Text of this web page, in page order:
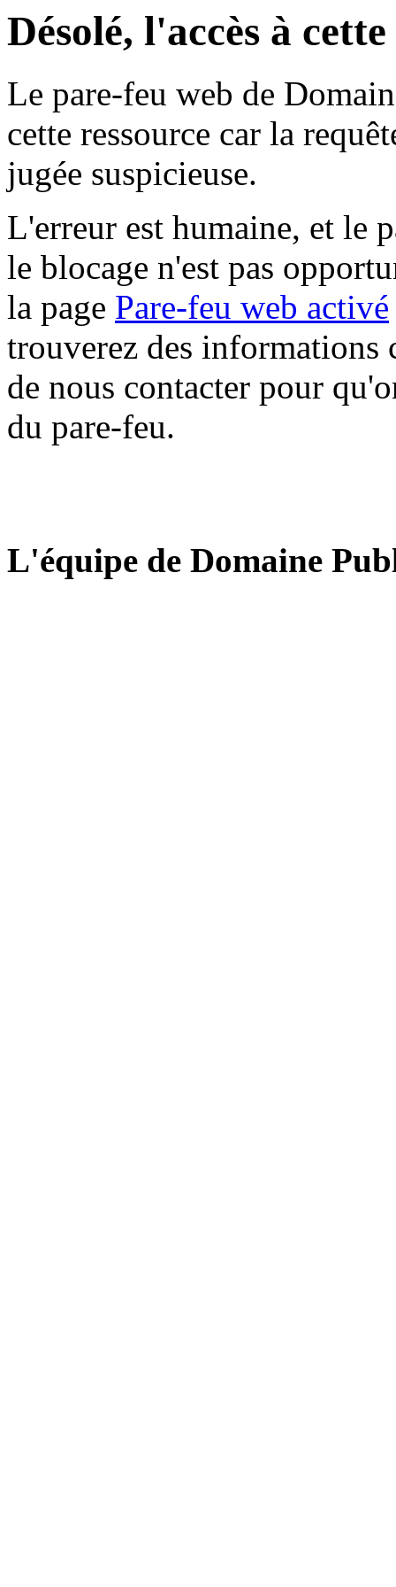
Désolé, l'accès à
Le pare-feu web de
cette ressource car la
jugée suspicieuse.
L'erreur est humaine, et le
le blocage n'est pas
la page Pare-feu web activé
trouverez des informations
de nous contacter pour
du pare-feu.
L'équipe de Domaine